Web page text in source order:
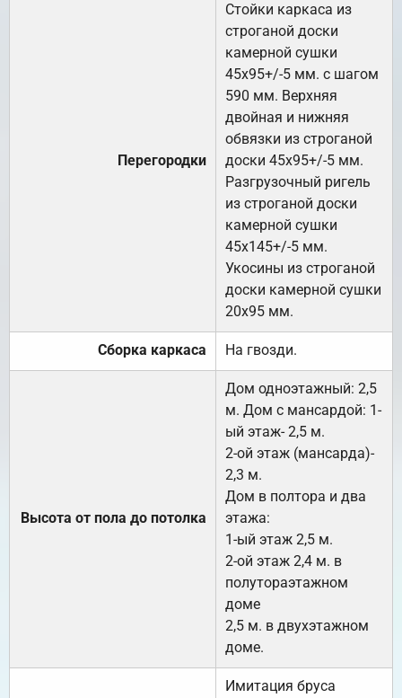
Перегородки
Стойки каркаса из
строганой доски
камерной сушки
45х95+/-5 мм. с шагом
590 мм. Верхняя
двойная и нижняя
обвязки из строганой
доски 45х95+/-5 мм.
Разгрузочный ригель
из строганой доски
камерной сушки
45х145+/-5 мм.
Укосины из строганой
доски камерной сушки
20х95 мм.
Сборка каркаса На гвозди.
Высота от пола до потолка
Дом одноэтажный: 2,5
м. Дом с мансардой: 1-
ый этаж- 2,5 м.
2-ой этаж (мансарда)-
2,3 м.
Дом в полтора и два
этажа:
1-ый этаж 2,5 м.
2-ой этаж 2,4 м. в
полутораэтажном
доме
2,5 м. в двухэтажном
доме.
Имитация бруса